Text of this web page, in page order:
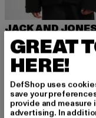
JACK AND
Echo Fleece
39,20 EUR
Derzeitiger Preis:
79,99 EUR
-50%
GREAT
HERE!
DefShop uses
save your
provide and
advertising. In